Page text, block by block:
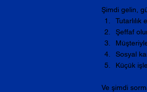
Şimdi gelin,
Tutarlılık
Şeffaf
Sosyal
Küçük
Ve şimdi